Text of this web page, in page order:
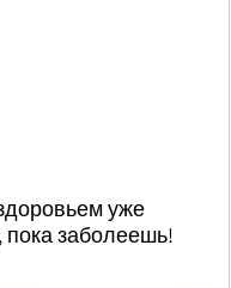
уже
пока заболеешь!